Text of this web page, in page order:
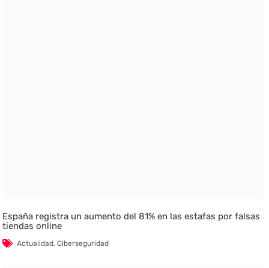
España registra un aumento del 81% en las estafas por falsas
tiendas online
Actualidad,Ciberseguridad